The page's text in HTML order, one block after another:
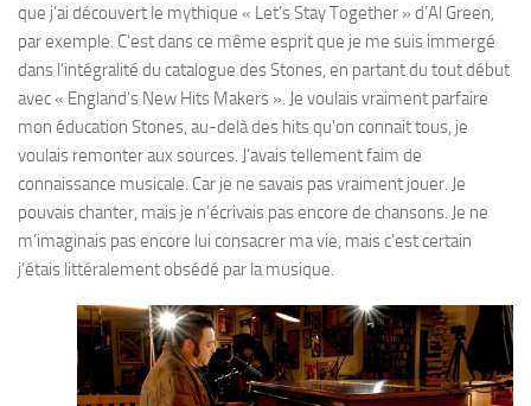
que j’ai découvert le mythique « Let’s Stay Together » d’Al Green,
par exemple. C’est dans ce même esprit que je me suis immergé
dans l’intégralité du catalogue des Stones, en partant du tout début
avec « England’s New Hits Makers ». Je voulais vraiment parfaire
mon éducation Stones, au-delà des hits qu’on connait tous, je
voulais remonter aux sources. J’avais tellement faim de
connaissance musicale. Car je ne savais pas vraiment jouer. Je
pouvais chanter, mais je n’écrivais pas encore de chansons. Je ne
m’imaginais pas encore lui consacrer ma vie, mais c’est certain
j’étais littéralement obsédé par la musique.